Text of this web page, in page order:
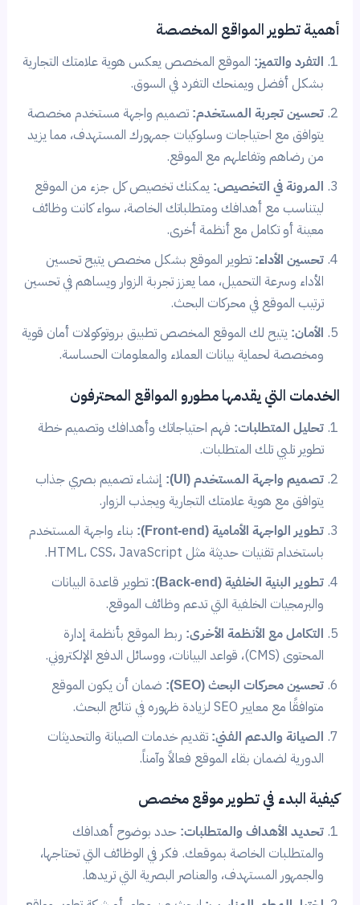
أهمية تطوير المواقع المخصصة
التفرد والتميز: الموقع المخصص يعكس هوية علامتك التجارية
بشكل أفضل ويمنحك التفرد في السوق.
تحسين تجربة المستخدم: تصميم واجهة مستخدم مخصصة
يتوافق مع احتياجات وسلوكيات جمهورك المستهدف، مما يزيد
من رضاهم وتفاعلهم مع الموقع.
المرونة في التخصيص: يمكنك تخصيص كل جزء من الموقع
ليتناسب مع أهدافك ومتطلباتك الخاصة، سواء كانت وظائف
معينة أو تكامل مع أنظمة أخرى.
تحسين الأداء: تطوير الموقع بشكل مخصص يتيح تحسين
الأداء وسرعة التحميل، مما يعزز تجربة الزوار ويساهم في تحسين
ترتيب الموقع في محركات البحث.
الأمان: يتيح لك الموقع المخصص تطبيق بروتوكولات أمان قوية
ومخصصة لحماية بيانات العملاء والمعلومات الحساسة.
الخدمات التي يقدمها مطورو المواقع المحترفون
تحليل المتطلبات: فهم احتياجاتك وأهدافك وتصميم خطة
تطوير تلبي تلك المتطلبات.
تصميم واجهة المستخدم (UI):
إنشاء تصميم بصري جذاب
يتوافق مع هوية علامتك التجارية ويجذب الزوار.
تطوير الواجهة الأمامية (Front-end):
بناء واجهة المستخدم
باستخدام تقنيات حديثة مثل HTML، CSS، JavaScript.
تطوير البنية الخلفية (Back-end):
تطوير قاعدة البيانات
والبرمجيات الخلفية التي تدعم وظائف الموقع.
التكامل مع الأنظمة الأخرى: ربط الموقع بأنظمة إدارة
المحتوى (CMS)، قواعد البيانات، ووسائل الدفع الإلكتروني.
تحسين محركات البحث (SEO):
ضمان أن يكون الموقع
متوافقًا مع معايير SEO لزيادة ظهوره في نتائج البحث.
الصيانة والدعم الفني: تقديم خدمات الصيانة والتحديثات
الدورية لضمان بقاء الموقع فعالاً وآمناً.
كيفية البدء في تطوير موقع مخصص
تحديد الأهداف والمتطلبات: حدد بوضوح أهدافك
والمتطلبات الخاصة بموقعك. فكر في الوظائف التي تحتاجها،
والجمهور المستهدف، والعناصر البصرية التي تريدها.